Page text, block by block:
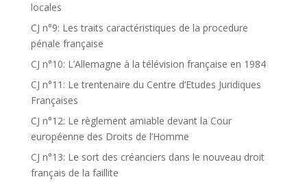
locales
CJ n°9: Les traits caractéristiques de la procedure
pénale française
CJ n°10: L’Allemagne à la télévision française en 1984
CJ n°11: Le trentenaire du Centre d’Etudes Juridiques
Françaises
CJ n°12: Le règlement amiable devant la Cour
européenne des Droits de l’Homme
CJ n°13: Le sort des créanciers dans le nouveau droit
français de la faillite